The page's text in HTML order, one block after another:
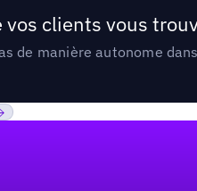
clients vous
de manière autonome